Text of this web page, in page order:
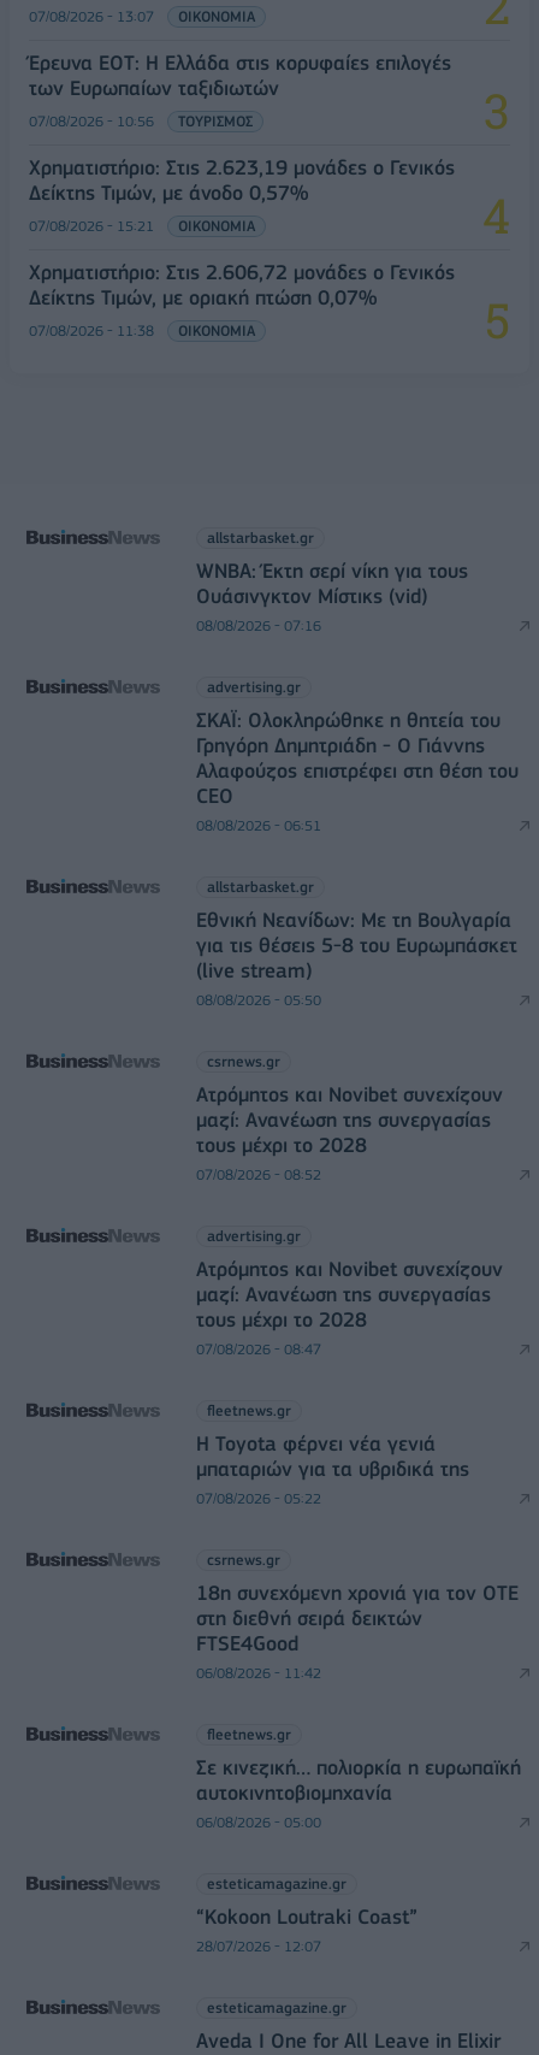
07/08/2026 - 13:07 ΟΙΚΟΝΟΜΙΑ
Έρευνα ΕΟΤ: Η Ελλάδα στις κορυφαίες επιλογές
των Ευρωπαίων ταξιδιωτών
07/08/2026 - 10:56 ΤΟΥΡΙΣΜΟΣ
Χρηματιστήριο: Στις 2.623,19 μονάδες ο Γενικός
Δείκτης Τιμών, με άνοδο 0,57%
07/08/2026 - 15:21 ΟΙΚΟΝΟΜΙΑ
Χρηματιστήριο: Στις 2.606,72 μονάδες ο Γενικός
Δείκτης Τιμών, με οριακή πτώση 0,07%
07/08/2026 - 11:38 ΟΙΚΟΝΟΜΙΑ
allstarbasket.gr
WNBA: Έκτη σερί νίκη για τους
Ουάσινγκτον Μίστικς (vid)
08/08/2026 - 07:16
advertising.gr
ΣΚΑΪ: Ολοκληρώθηκε η θητεία του
Γρηγόρη Δημητριάδη - Ο Γιάννης
Αλαφούζος επιστρέφει στη θέση του
CEO
08/08/2026 - 06:51
allstarbasket.gr
Εθνική Νεανίδων: Με τη Βουλγαρία
για τις θέσεις 5-8 του Ευρωμπάσκετ
(live stream)
08/08/2026 - 05:50
csrnews.gr
Ατρόμητος και Novibet συνεχίζουν
μαζί: Ανανέωση της συνεργασίας
τους μέχρι το 2028
07/08/2026 - 08:52
advertising.gr
Ατρόμητος και Novibet συνεχίζουν
μαζί: Ανανέωση της συνεργασίας
τους μέχρι το 2028
07/08/2026 - 08:47
fleetnews.gr
Η Toyota φέρνει νέα γενιά
μπαταριών για τα υβριδικά της
07/08/2026 - 05:22
csrnews.gr
18η συνεχόμενη χρονιά για τον ΟΤΕ
στη διεθνή σειρά δεικτών
FTSE4Good
06/08/2026 - 11:42
fleetnews.gr
Σε κινεζική… πολιορκία η ευρωπαϊκή
αυτοκινητοβιομηχανία
06/08/2026 - 05:00
esteticamagazine.gr
“Kokoon Loutraki Coast”
28/07/2026 - 12:07
esteticamagazine.gr
Aveda I One for All Leave in Elixir